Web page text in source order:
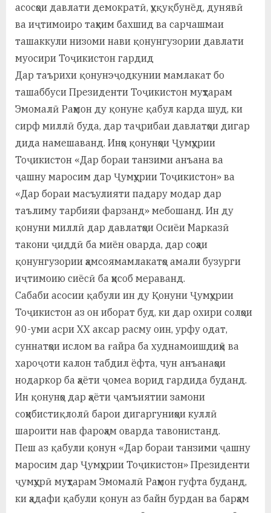
асосҳои давлати демократӣ, ҳуқуқбунёд, дунявӣ
ва иҷтимоиро таҳким бахшид ва сарчашмаи
ташаккули низоми нави қонунгузории давлати
муосири Тоҷикистон гардид
Дар таърихи қонунэҷодкунии мамлакат бо
ташаббуси Президенти Тоҷикистон муҳтарам
Эмомалӣ Раҳмон ду қонуне қабул карда шуд, ки
сирф миллӣ буда, дар таҷрибаи давлатҳои дигар
дида намешаванд. Инҳо қонунҳои Ҷумҳурии
Тоҷикистон «Дар бораи танзими анъана ва
ҷашну маросим дар Ҷумҳурии Тоҷикистон» ва
«Дар бораи масъулияти падару модар дар
таълиму тарбияи фарзанд» мебошанд. Ин ду
қонуни миллӣ дар давлатҳои Осиёи Марказӣ
такони ҷиддӣ ба миён оварда, дар соҳаи
қонунгузории ҳамсоямамлакатҳо амали бузурги
иҷтимоию сиёсӣ ба ҳисоб мераванд.
Сабаби асосии қабули ин ду Қонуни Ҷумҳурии
Тоҷикистон аз он иборат буд, ки дар охири солҳои
90-уми асри ХХ аксар расму оин, урфу одат,
суннатҳои ислом ва ғайра ба худнамоишдиҳӣ ва
хароҷоти калон табдил ёфта, чун анъанаҳои
нодаркор ба ҳаёти ҷомеа ворид гардида буданд.
Ин қонунҳо дар ҳаёти ҷамъиятии замони
соҳибистиқлолӣ барои дигаргуниҳои куллӣ
шароити нав фароҳам оварда тавонистанд.
Пеш аз қабули қонун «Дар бораи танзими ҷашну
маросим дар Ҷумҳурии Тоҷикистон» Президенти
ҷумҳурӣ муҳтарам Эмомалӣ Раҳмон гуфта буданд,
ки ҳадафи қабули қонун аз байн бурдан ва барҳам